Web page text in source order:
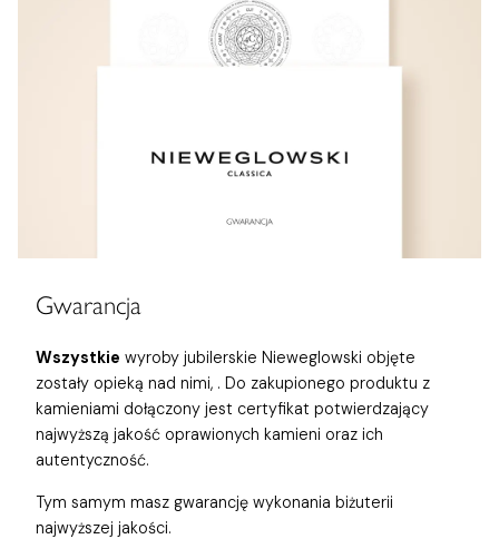
Gwarancja
Wszystkie wyroby jubilerskie Nieweglowski objęte
zostały opieką nad nimi, . Do zakupionego produktu z
kamieniami dołączony jest certyfikat potwierdzający
najwyższą jakość oprawionych kamieni oraz ich
autentyczność.
Tym samym masz gwarancję wykonania biżuterii
najwyższej jakości.